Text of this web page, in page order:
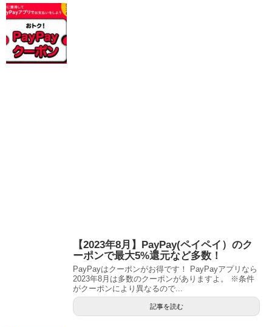
【2023年8月】PayPay(ペイペイ）のク
ーポンで最大5%還元など多数！
PayPayはクーポンがお得です！ PayPayアプリなら
2023年8月は多数のクーポンがありますよ。 ※条件
がクーポンにより異なるので...
記事を読む